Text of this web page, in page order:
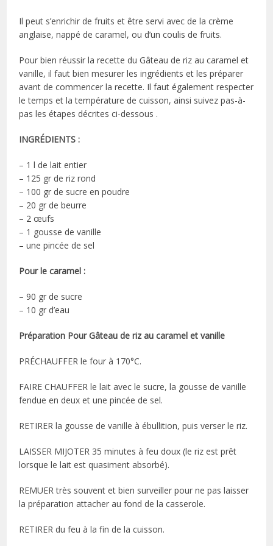
Il peut s’enrichir de fruits et être servi avec de la crème
anglaise, nappé de caramel, ou d’un coulis de fruits.
Pour bien réussir la recette du Gâteau de riz au caramel et
vanille, il faut bien mesurer les ingrédients et les préparer
avant de commencer la recette. Il faut également respecter
le temps et la température de cuisson, ainsi suivez pas-à-
pas les étapes décrites ci-dessous .
INGRÉDIENTS :
– 1 l de lait entier
– 125 gr de riz rond
– 100 gr de sucre en poudre
– 20 gr de beurre
– 2 œufs
– 1 gousse de vanille
– une pincée de sel
Pour le caramel :
– 90 gr de sucre
– 10 gr d’eau
Préparation Pour Gâteau de riz au caramel et vanille
PRÉCHAUFFER le four à 170°C.
FAIRE CHAUFFER le lait avec le sucre, la gousse de vanille
fendue en deux et une pincée de sel.
RETIRER la gousse de vanille à ébullition, puis verser le riz.
LAISSER MIJOTER 35 minutes à feu doux (le riz est prêt
lorsque le lait est quasiment absorbé).
REMUER très souvent et bien surveiller pour ne pas laisser
la préparation attacher au fond de la casserole.
RETIRER du feu à la fin de la cuisson.